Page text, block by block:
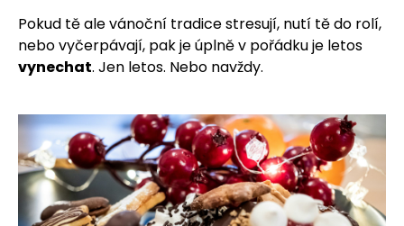
Pokud tě ale vánoční tradice stresují, nutí tě do rolí,
nebo vyčerpávají, pak je úplně v pořádku je letos
vynechat. Jen letos. Nebo navždy.